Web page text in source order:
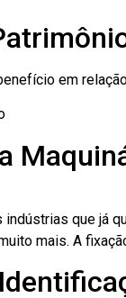
em
indústrias que já
mais. A